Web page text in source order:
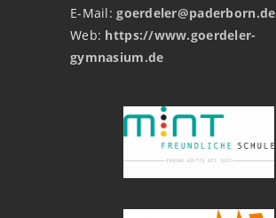
E-Mail:goerdeler@paderborn.de
Web: https://www.goerdeler-
gymnasium.de